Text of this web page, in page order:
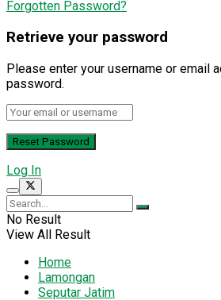
Forgotten Password?
Retrieve your password
Please enter your username or email
password.
Log In
No Result
View All Result
Home
Lamongan
Seputar Jatim